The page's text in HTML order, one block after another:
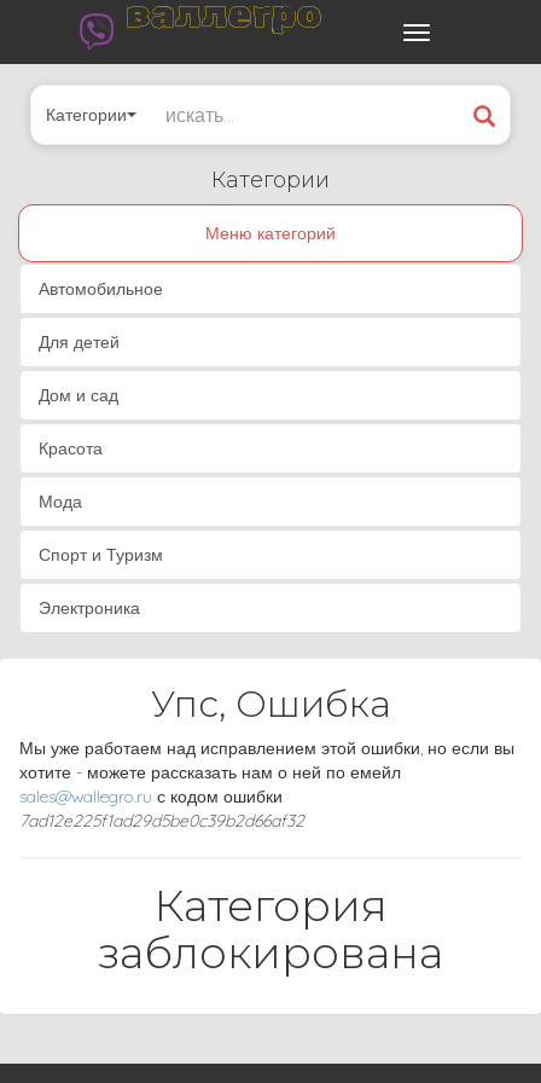
валлегро
Категории
Категории
Меню категорий
Автомобильное
Для детей
Дом и сад
Красота
Мода
Спорт и Туризм
Электроника
Упс, Ошибка
Мы уже работаем над исправлением этой ошибки, но если вы
хотите - можете рассказать нам о ней по емейл
sales@wallegro.ru с кодом ошибки
7ad12e225f1ad29d5be0c39b2d66af32
Категория
заблокирована